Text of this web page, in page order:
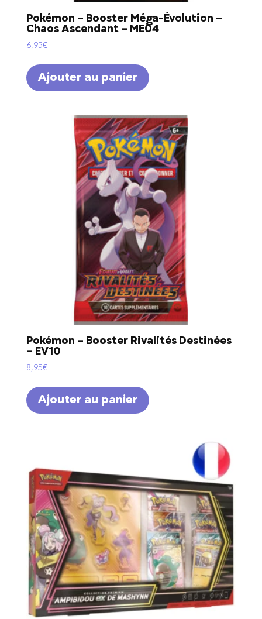
Pokémon – Booster Méga-Évolution –
Chaos Ascendant – ME04
6,95€
Ajouter au panier
Pokémon – Booster Rivalités Destinées
– EV10
8,95€
Ajouter au panier